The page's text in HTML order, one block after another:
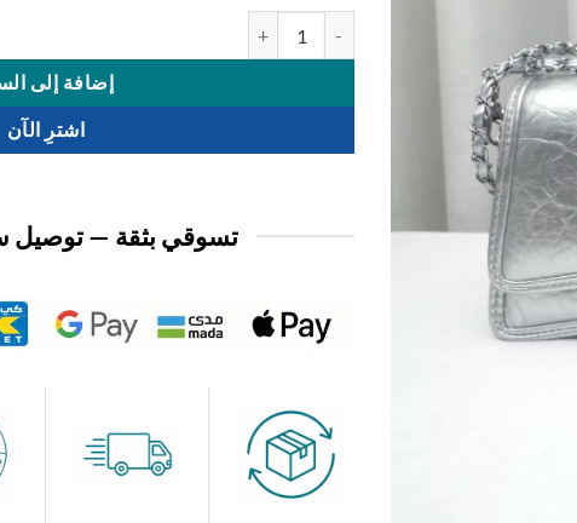
إضافة إلى
اشترِ الآن
تسوقي بثقة — توصيل